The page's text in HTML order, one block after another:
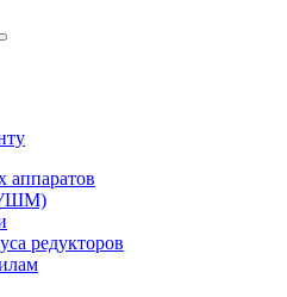
аппаратов
редукторов